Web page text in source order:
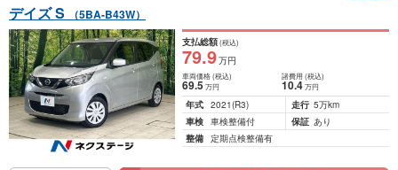
デイズ S （5BA-B43W）
支払総額(税込)
79.9万円
車両価格(税込)
69.5万円
諸費用 (税込)
10.4 万円
年式 2021(R3) 走行 5万km
車検 車検整備付 保証 あり
整備 定期点検整備有